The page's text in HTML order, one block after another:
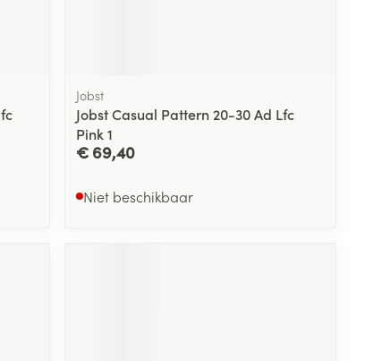
Jobst
Jobst Casual Pattern 20-30 Ad Lfc
Pink 1
€ 69,40
Niet beschikbaar